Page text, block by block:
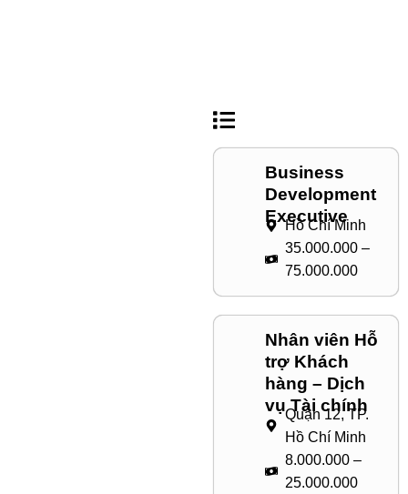
Business
Development
Executive
Hồ Chí Minh
35.000.000 –
75.000.000
Nhân viên Hỗ
trợ Khách
hàng – Dịch
vụ Tài chính
Quận 12, TP.
Hồ Chí Minh
8.000.000 –
25.000.000